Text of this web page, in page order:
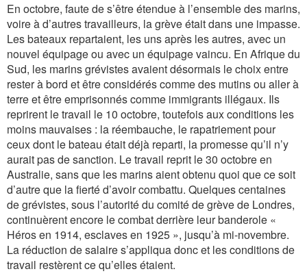
En octobre, faute de s’être étendue à l’ensemble des marins,
voire à d’autres travailleurs, la grève était dans une impasse.
Les bateaux repartaient, les uns après les autres, avec un
nouvel équipage ou avec un équipage vaincu. En Afrique du
Sud, les marins grévistes avaient désormais le choix entre
rester à bord et être considérés comme des mutins ou aller à
terre et être emprisonnés comme immigrants illégaux. Ils
reprirent le travail le 10 octobre, toutefois aux conditions les
moins mauvaises : la réembauche, le rapatriement pour
ceux dont le bateau était déjà reparti, la promesse qu’il n’y
aurait pas de sanction. Le travail reprit le 30 octobre en
Australie, sans que les marins aient obtenu quoi que ce soit
d’autre que la fierté d’avoir combattu. Quelques centaines
de grévistes, sous l’autorité du comité de grève de Londres,
continuèrent encore le combat derrière leur banderole «
Héros en 1914, esclaves en 1925 », jusqu’à mi-novembre.
La réduction de salaire s’appliqua donc et les conditions de
travail restèrent ce qu’elles étaient.